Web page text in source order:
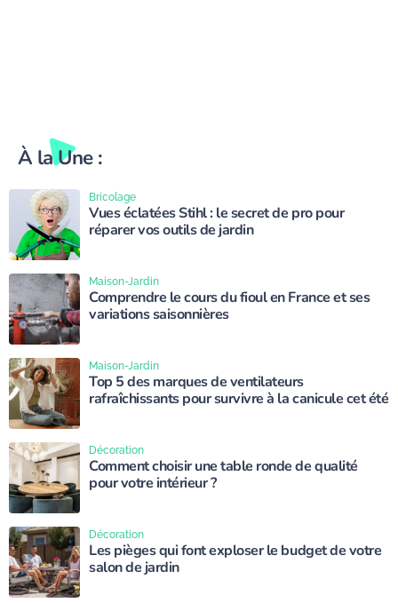
À la Une :
Vues éclatées Stihl : le secret de pro pour
réparer vos outils de jardin
Bricolage
Comprendre le cours du fioul en France et ses
variations saisonnières
Maison-Jardin
Top 5 des marques de ventilateurs
rafraîchissants pour survivre à la canicule cet été
Maison-Jardin
Comment choisir une table ronde de qualité
pour votre intérieur ?
Décoration
Les pièges qui font exploser le budget de votre
salon de jardin
Décoration